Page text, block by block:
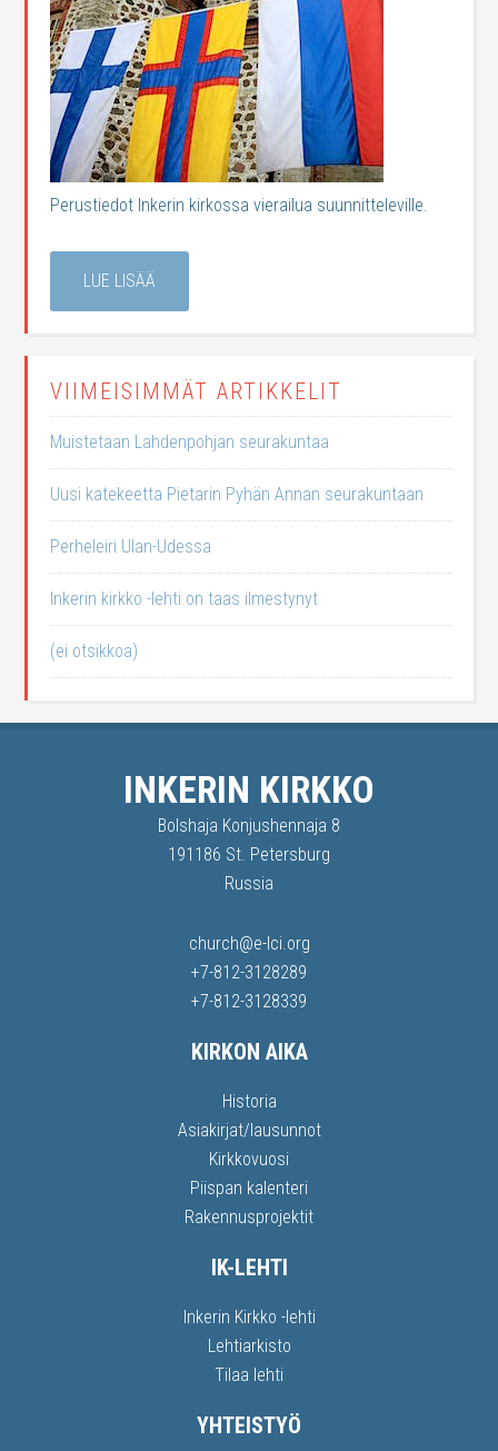
Perustiedot Inkerin kirkossa vierailua suunnitteleville.
LUE LISÄÄ
VIIMEISIMMÄT ARTIKKELIT
Muistetaan Lahdenpohjan seurakuntaa
Uusi katekeetta Pietarin Pyhän Annan seurakuntaan
Perheleiri Ulan-Udessa
Inkerin kirkko -lehti on taas ilmestynyt
(ei otsikkoa)
INKERIN KIRKKO
Bolshaja Konjushennaja 8
191186 St. Petersburg
Russia
church@e-lci.org
+7-812-3128289
+7-812-3128339
KIRKON AIKA
Historia
Asiakirjat/lausunnot
Kirkkovuosi
Piispan kalenteri
Rakennusprojektit
IK-LEHTI
Inkerin Kirkko -lehti
Lehtiarkisto
Tilaa lehti
YHTEISTYÖ